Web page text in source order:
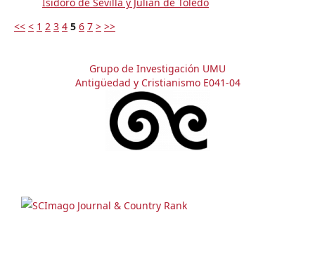
Isidoro de Sevilla y Julián de Toledo
<< < 1 2 3 4 5 6 7 > >>
Grupo de Investigación UMU
Antigüedad y Cristianismo E041-04